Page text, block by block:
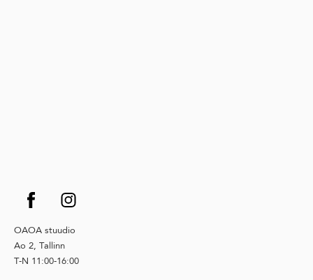
OAOA stuudio
Ao 2, Tallinn
T-N 11:00-16:00